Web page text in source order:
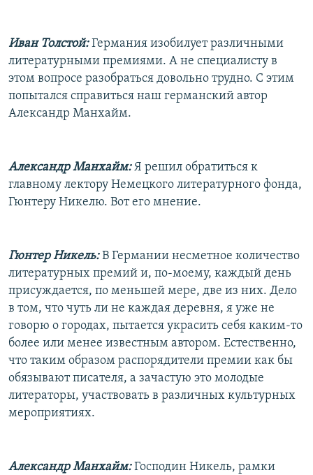
Иван Толстой:Германия изобилует различными
литературными премиями. А не специалисту в
этом вопросе разобраться довольно трудно. С этим
попытался справиться наш германский автор
Александр Манхайм.
Александр Манхайм:Я решил обратиться к
главному лектору Немецкого литературного фонда,
Гюнтеру Никелю. Вот его мнение.
Гюнтер Никель:В Германии несметное количество
литературных премий и, по-моему, каждый день
присуждается, по меньшей мере, две из них. Дело
в том, что чуть ли не каждая деревня, я уже не
говорю о городах, пытается украсить себя каким-то
более или менее известным автором. Естественно,
что таким образом распорядители премии как бы
обязывают писателя, а зачастую это молодые
литераторы, участвовать в различных культурных
мероприятиях.
Александр Манхайм:Господин Никель, рамки